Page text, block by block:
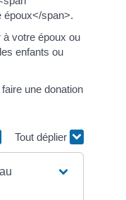
époux</span>.
à votre époux ou
enfants ou
une donation
Tout déplier